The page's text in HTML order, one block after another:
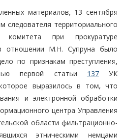
материалов, 13 сентября
следователя территориального
комитета при прокуратуре
отношении М.Н. Супруна было
по признакам преступления,
первой статьи 137УК
выразилось в том, что
и электронной обработки
центра Управления
области фильтрационно-
этническими немцами